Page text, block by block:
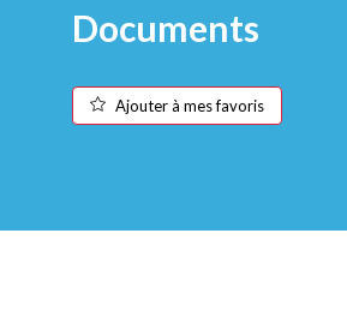
Documents
Ajouter à mes favoris